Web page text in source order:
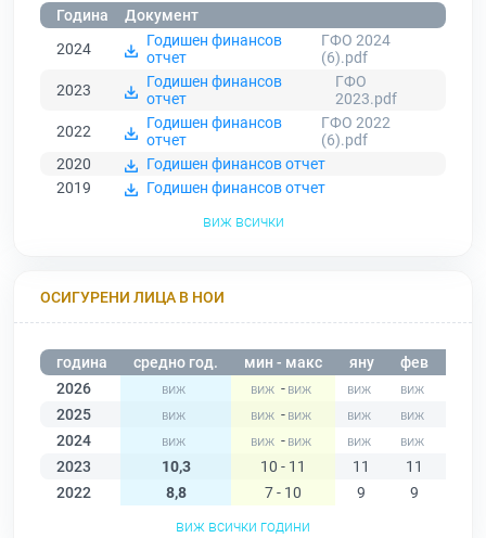
Година
Документ
2024
Годишен финансов
отчет
ГФО 2024
(6).pdf
2023
Годишен финансов
отчет
ГФО
2023.pdf
2022
Годишен финансов
отчет
ГФО 2022
(6).pdf
2020
Годишен финансов отчет
2019
Годишен финансов отчет
виж всички
ОСИГУРЕНИ ЛИЦА В НОИ
година средно год. мин - макс яну фев
2026
-
2025
-
2024
-
2023
10,3 10 - 11 11 11
2022
8,8 7 - 10 9 9
виж всички години